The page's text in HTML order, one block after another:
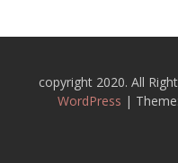
copyright 2020. All
WordPress |